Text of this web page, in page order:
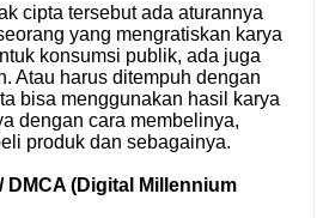
cipta tersebut ada aturannya
yang mengratiskan karya
konsumsi publik, ada juga
Atau harus ditempuh dengan
bisa menggunakan hasil karya
dengan cara membelinya,
produk dan sebagainya.
DMCA (Digital Millennium